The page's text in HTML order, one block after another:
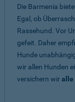
Die Barmenia
Egal, ob
Rassehund. Vor
gefeit. Daher
Hunde
wir allen Hunden
versichern wiralle